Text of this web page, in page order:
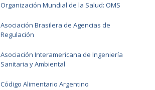
Organización Mundial de la Salud: OMS
Asociación Brasilera de Agencias de
Regulación
Asociación Interamericana de Ingeniería
Sanitaria y Ambiental
Código Alimentario Argentino